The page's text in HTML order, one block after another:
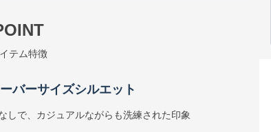
テム特徴
バーサイズシルエット
しで、カジュアルながらも洗練された印象